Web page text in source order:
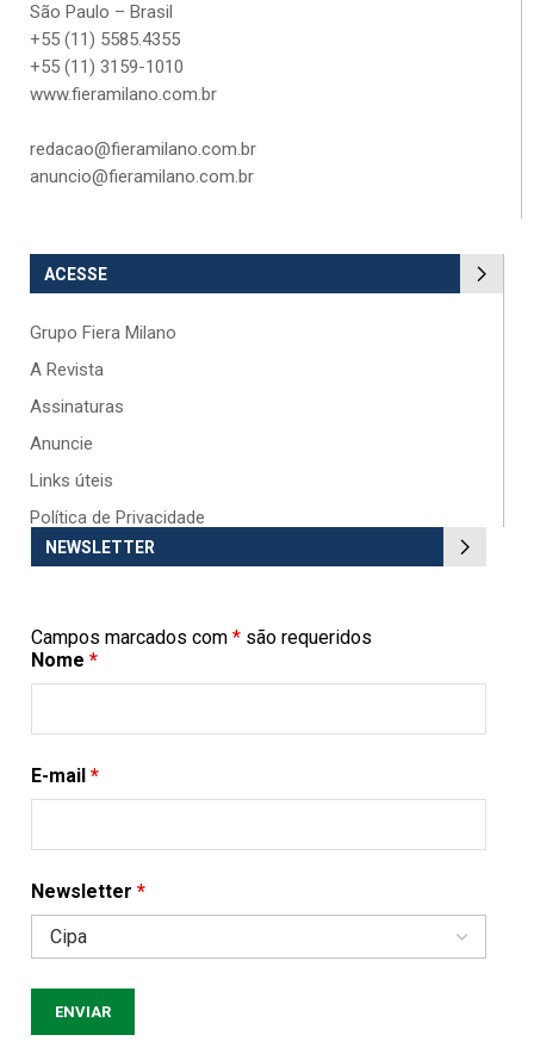
São Paulo – Brasil
+55 (11) 5585.4355
+55 (11) 3159-1010
www.fieramilano.com.br
redacao@fieramilano.com.br
anuncio@fieramilano.com.br
ACESSE
Grupo Fiera Milano
A Revista
Assinaturas
Anuncie
Links úteis
Política de Privacidade
NEWSLETTER
Campos marcados com * são requeridos
Nome *
E-mail *
Newsletter *